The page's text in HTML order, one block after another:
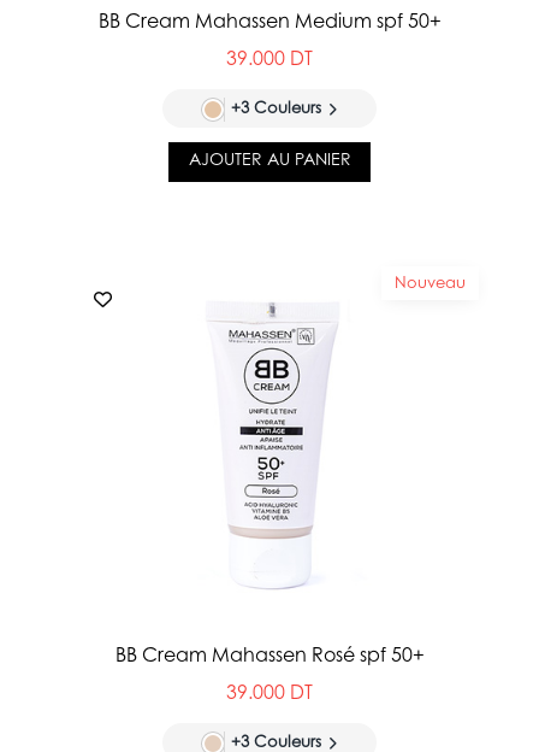
BB Cream Mahassen Medium spf 50+
39.000 DT
+3 Couleurs
AJOUTER AU PANIER
Nouveau
BB Cream Mahassen Rosé spf 50+
39.000 DT
+3 Couleurs